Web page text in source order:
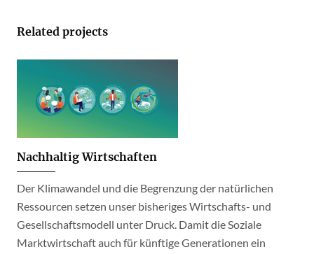
Related projects
Nachhaltig Wirtschaften
Der Klimawandel und die Begrenzung der natürlichen
Ressourcen setzen unser bisheriges Wirtschafts- und
Gesellschaftsmodell unter Druck. Damit die Soziale
Marktwirtschaft auch für künftige Generationen ein